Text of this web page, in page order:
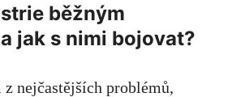
běžným
jak s nimi bojovat?
nejčastějších problémů,